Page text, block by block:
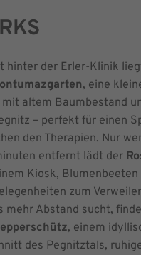
hinter der Erler-Klinik
, eine
mit altem Baumbestand
– perfekt für einen
den Therapien. Nur
entfernt lädt der
Kiosk, Blumenbeeten
zum
mehr Abstand sucht,
, einem
des Pegnitztals,